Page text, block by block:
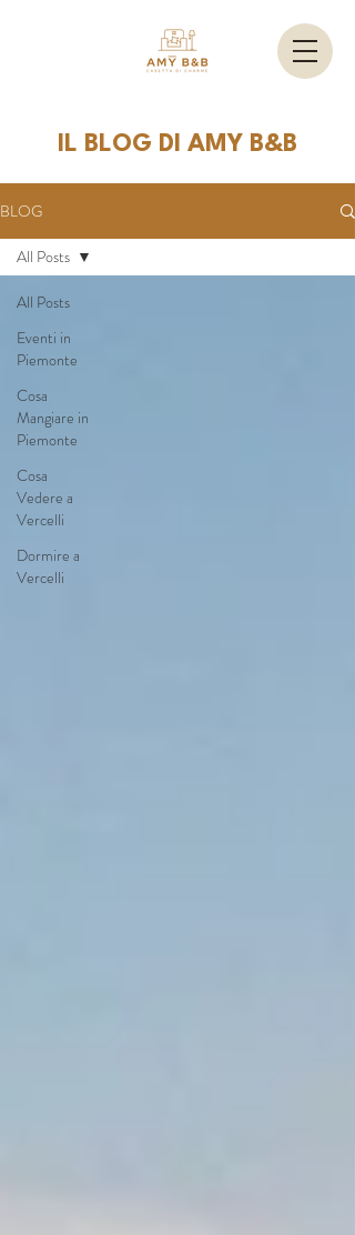
IL BLOG DI AMY B&B
BLOG
All Posts
Eventi in
Piemonte
Cosa
Mangiare in
Piemonte
Cosa
Vedere a
Vercelli
Dormire a
Vercelli
All Posts